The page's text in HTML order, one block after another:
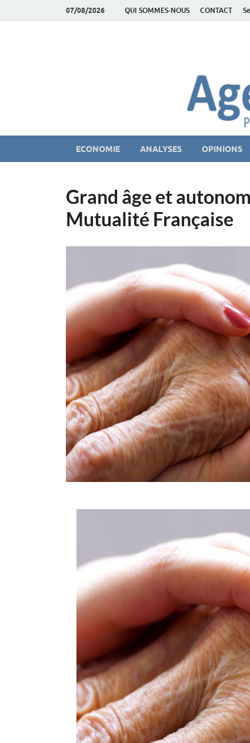
07/08/2026 QUI SOMMES-NOUS CONTACT
ECONOMIE ANALYSES OPINIONS
Grand âge et
Mutualité Française